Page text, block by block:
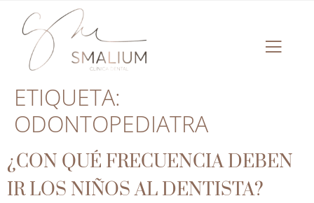
ETIQUETA:
ODONTOPEDIATRA
¿CON QUÉ FRECUENCIA DEBEN
IR LOS NIÑOS AL DENTISTA?